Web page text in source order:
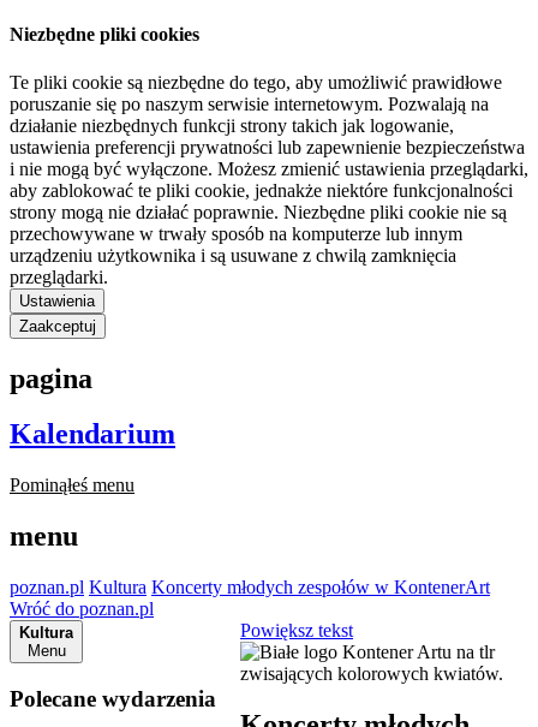
Niezbędne pliki cookies
Te pliki cookie są niezbędne do tego, aby umożliwić prawidłowe
poruszanie się po naszym serwisie internetowym. Pozwalają na
działanie niezbędnych funkcji strony takich jak logowanie,
ustawienia preferencji prywatności lub zapewnienie bezpieczeństwa
i nie mogą być wyłączone. Możesz zmienić ustawienia przeglądarki,
aby zablokować te pliki cookie, jednakże niektóre funkcjonalności
strony mogą nie działać poprawnie. Niezbędne pliki cookie nie są
przechowywane w trwały sposób na komputerze lub innym
urządzeniu użytkownika i są usuwane z chwilą zamknięcia
przeglądarki.
Ustawienia
Zaakceptuj
pagina
Kalendarium
Pominąłeś menu
menu
poznan.pl Kultura Koncerty młodych zespołów w KontenerArt
Wróć do poznan.pl
Kultura
Menu
Polecane wydarzenia
Powiększ tekst